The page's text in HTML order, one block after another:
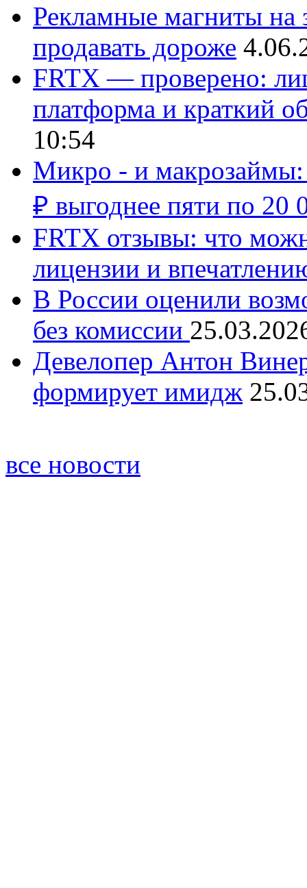
Рекламные магниты на
продавать дороже
FRTX — проверено:
платформа и краткий
10:54
Микро - и макрозаймы:
₽ выгоднее пяти по 20
FRTX отзывы: что
лицензии и
В России оценили
без комиссии
Девелопер Антон
формирует имидж
все новости